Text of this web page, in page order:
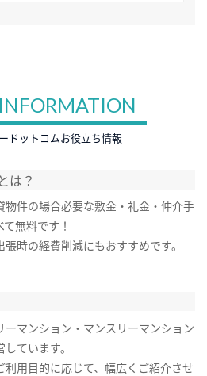
ドットコムお役立ち情報
は？
物件の場合必要な敷金・礼金・仲介手
無料です！
張時の経費削減にもおすすめです。
ーマンション・マンスリーマンション
ています。
利用目的に応じて、幅広くご紹介させ